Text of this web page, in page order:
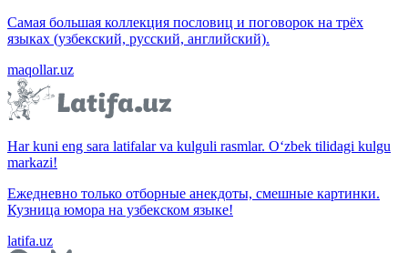
Самая большая коллекция пословиц и поговорок на трёх
языках (узбекский, русский, английский).
maqollar.uz
Har kuni eng sara latifalar va kulguli rasmlar. O‘zbek tilidagi kulgu
markazi!
Ежедневно только отборные анекдоты, смешные картинки.
Кузница юмора на узбекском языке!
latifa.uz